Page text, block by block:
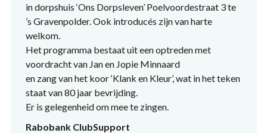
in dorpshuis ‘Ons Dorpsleven’ Poelvoordestraat 3 te
’s Gravenpolder. Ook introducés zijn van harte
welkom.
Het programma bestaat uit een optreden met
voordracht van Jan en Jopie Minnaard
en zang van het koor ‘Klank en Kleur’, wat in het teken
staat van 80 jaar bevrijding.
Er is gelegenheid om mee te zingen.
Rabobank ClubSupport